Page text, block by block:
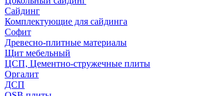
Сайдинг
Комплектующие для сайдинга
Софит
Древесно-плитные материалы
Щит мебельный
ЦСП, Цементно-стружечные плиты
Оргалит
ДСП